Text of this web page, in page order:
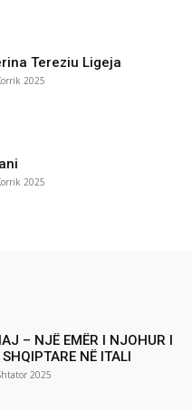
Tereziu Ligeja
2025
2025
– NJË EMËR I NJOHUR I
NË ITALI
2025